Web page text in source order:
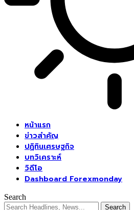
หน้าแรก
ข่าวสำคัญ
ปฏิทินเศรษฐกิจ
บทวิเคราะห์
วิดีโอ
Dashboard Forexmonday
Search